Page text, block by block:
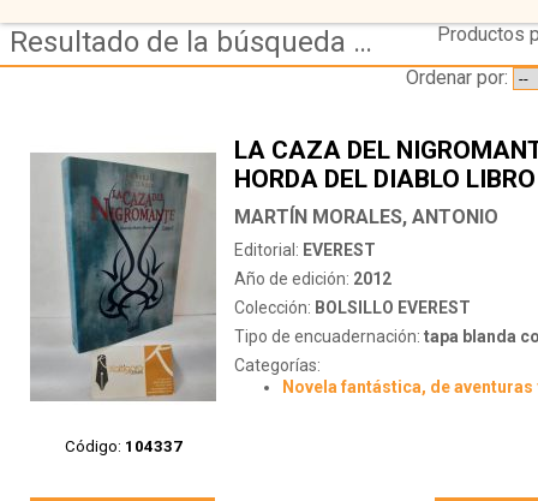
Resultado de la búsqueda de editorial everest
Productos
Ordenar por:
Código: 104337
LA CAZA DEL
HORDA DEL DIABLO
MARTÍN MORALES, ANTONIO
Editorial: EVEREST
Año de edición: 2012
Colección: BOLSILLO EVEREST
Tipo de encuadernación: tapa blanda
Categorías:
Novela fantástica, de aventuras